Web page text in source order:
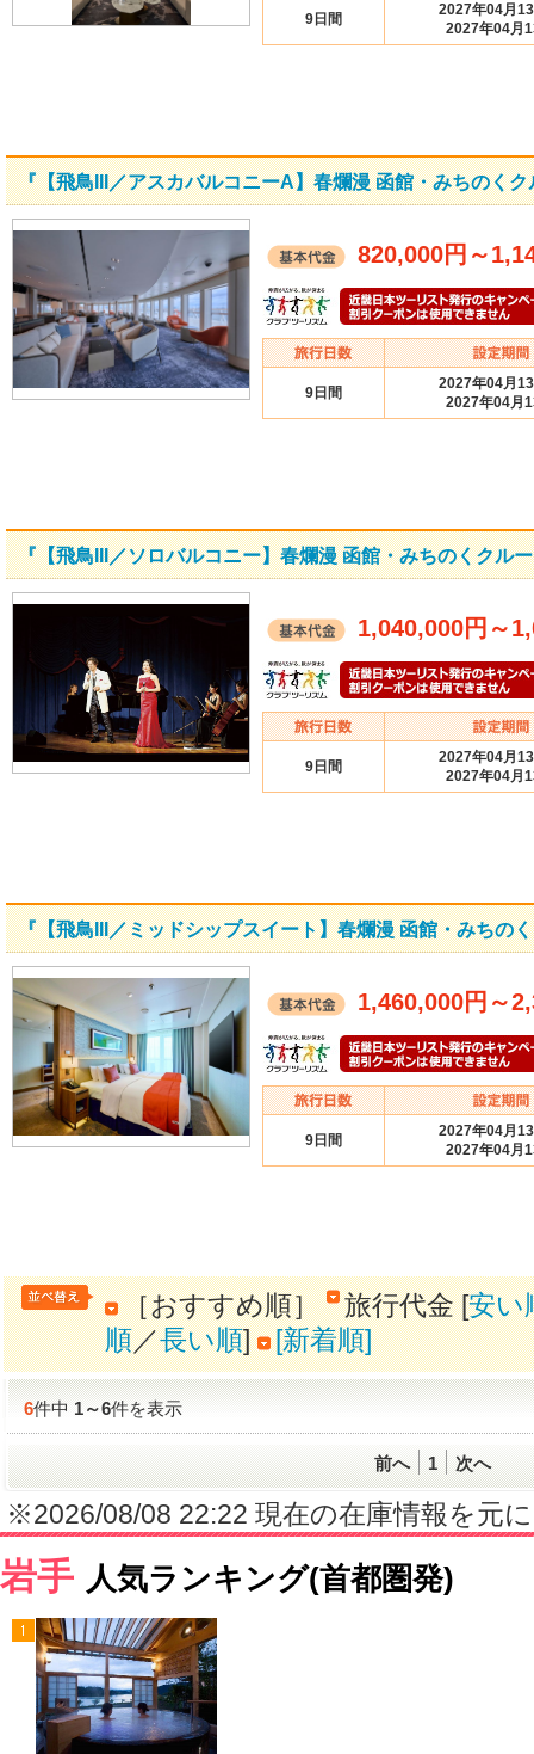
9日間
2027年04月
2027年04月
『【飛鳥III／アスカバルコニーA】春爛漫 函館・みちのく
820,000円 ～
9日間
2027年04月
2027年04月
『【飛鳥III／ソロバルコニー】春爛漫 函館・みちのくクル
1,040,000円 ～
9日間
2027年04月
2027年04月
『【飛鳥III／ミッドシップスイート】春爛漫 函館・みちの
1,460,000円 ～
9日間
2027年04月
2027年04月
［おすすめ順］ 旅行代金 [安い
順／長い順] [新着順]
6件中1～6件を表示
前へ 1 次へ
※2026/08/08 22:22 現在の在庫情報を元
岩手 人気ランキング(首都圏発)